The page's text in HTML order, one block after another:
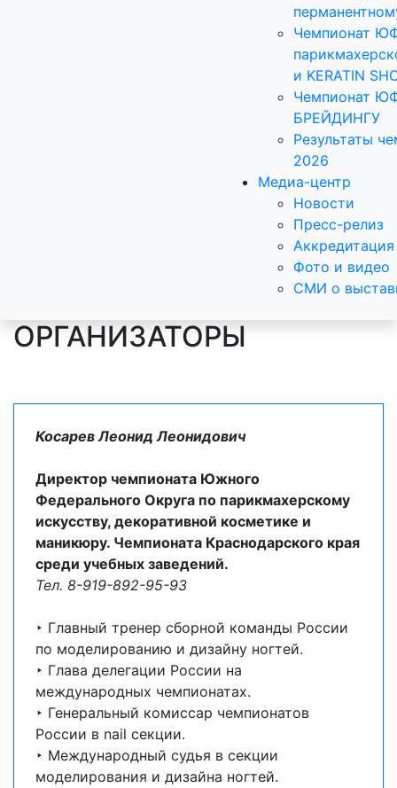
Чемпионат
и KERATIN
Чемпионат
БРЕЙДИНГУ
Результаты
2026
Медиа-центр
Новости
Пресс-релиз
Фото и видео
СМИ о
ОРГАНИЗАТОРЫ
Косарев Леонид Леонидович
Директор чемпионата Южного
Федерального Округа по парикмахерскому
искусству, декоративной косметике и
маникюру. Чемпионата Краснодарского края
среди учебных заведений.
Тел. 8-919-892-95-93
‣ Главный тренер сборной команды России
по моделированию и дизайну ногтей.
‣ Глава делегации России на
международных чемпионатах.
‣ Генеральный комиссар чемпионатов
России в nail секции.
‣ Международный судья в секции
моделирования и дизайна ногтей.